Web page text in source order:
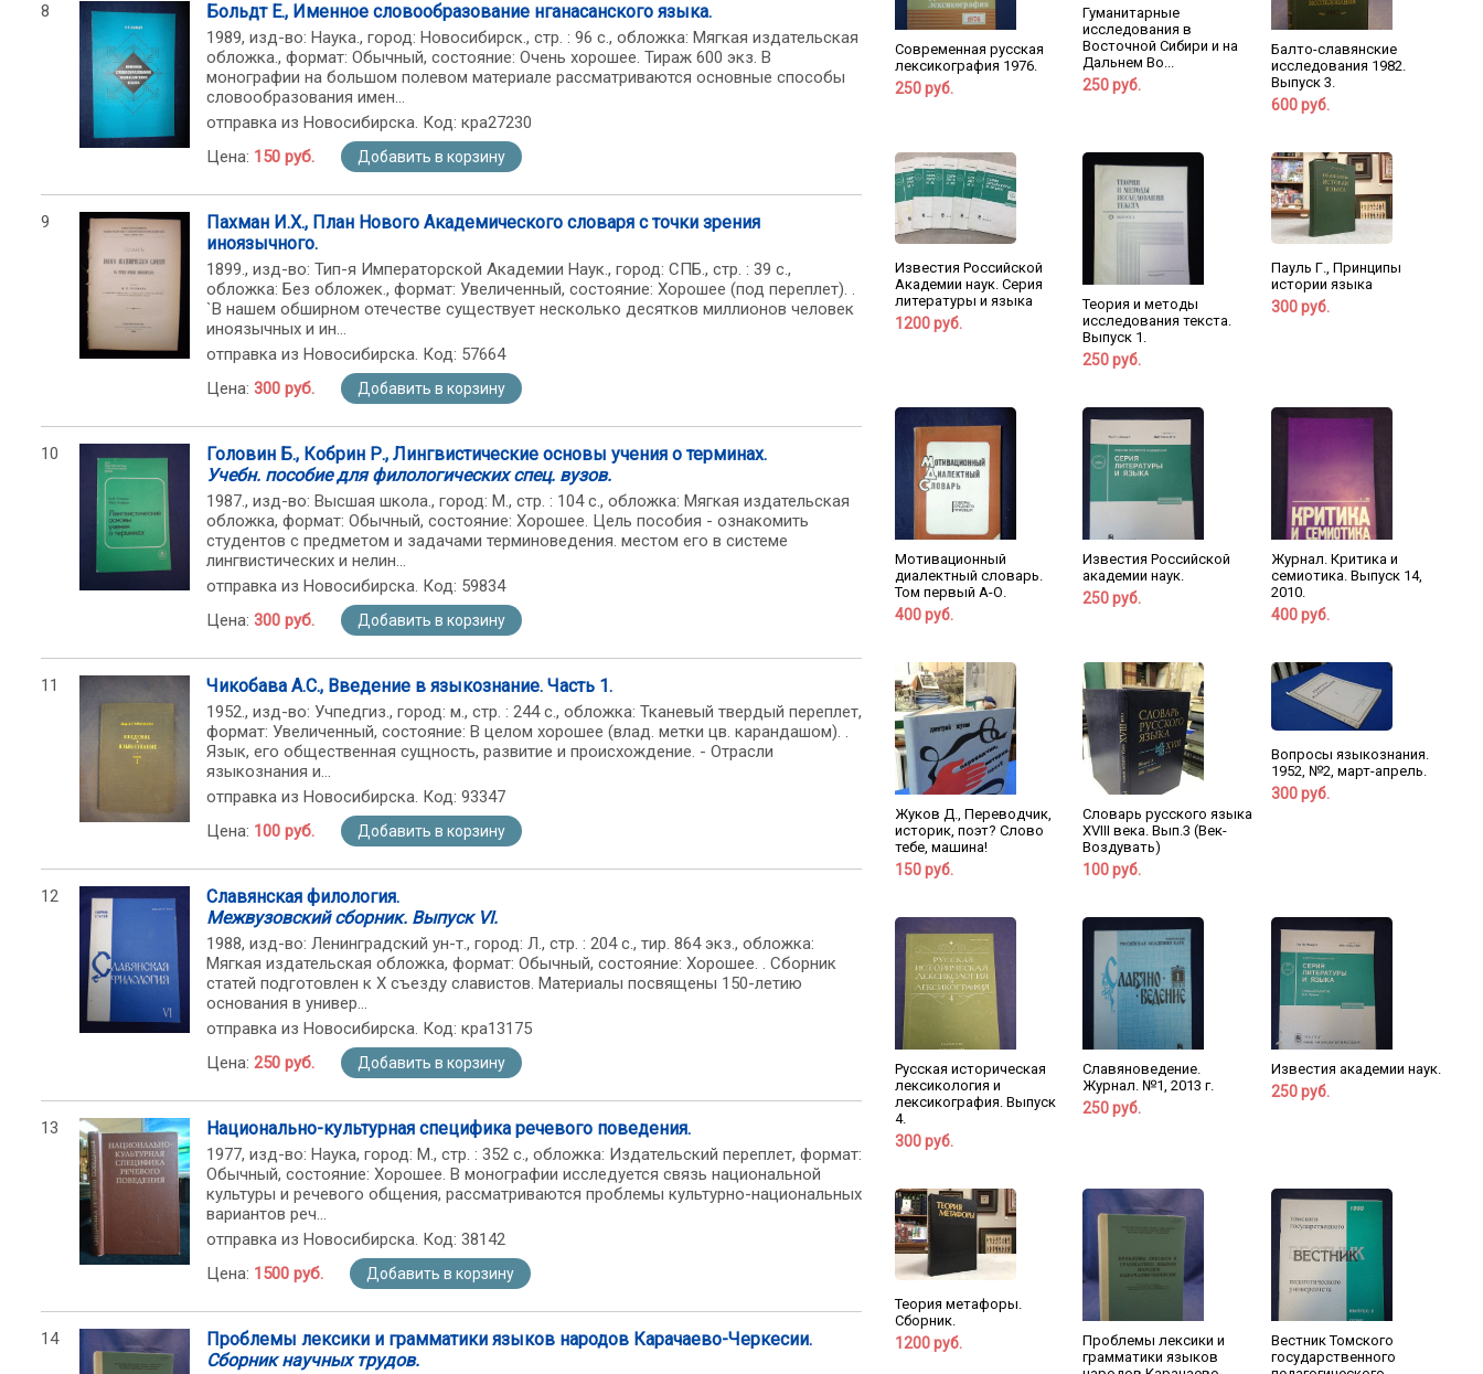
8 Больдт Е., Именное словообразование нганасанского языка.
1989, изд-во: Наука., город: Новосибирск., стр. : 96 с., обложка: Мягкая издательская
обложка., формат: Обычный, состояние: Очень хорошее. Тираж 600 экз. В
монографии на большом полевом материале рассматриваются основные способы
словообразования имен...
отправка из Новосибирска. Код: кра27230
Цена: 150 руб. Добавить в корзину
9
Пахман И.Х., План Нового Академического словаря с точки зрения
иноязычного.
1899., изд-во: Тип-я Императорской Академии Наук., город: СПБ., стр. : 39 с.,
обложка: Без обложек., формат: Увеличенный, состояние: Хорошее (под переплет). .
`В нашем обширном отечестве существует несколько десятков миллионов человек
иноязычных и ин...
отправка из Новосибирска. Код: 57664
Цена: 300 руб. Добавить в корзину
10
Головин Б., Кобрин Р., Лингвистические основы учения о терминах.
Учебн. пособие для филологических спец. вузов.
1987., изд-во: Высшая школа., город: М., стр. : 104 с., обложка: Мягкая издательская
обложка, формат: Обычный, состояние: Хорошее. Цель пособия - ознакомить
студентов с предметом и задачами терминоведения. местом его в системе
лингвистических и нелин...
отправка из Новосибирска. Код: 59834
Цена: 300 руб. Добавить в корзину
11 Чикобава А.С., Введение в языкознание. Часть 1.
1952., изд-во: Учпедгиз., город: м., стр. : 244 с., обложка: Тканевый твердый переплет,
формат: Увеличенный, состояние: В целом хорошее (влад. метки цв. карандашом). .
Язык, его общественная сущность, развитие и происхождение. - Отрасли
языкознания и...
отправка из Новосибирска. Код: 93347
Цена: 100 руб. Добавить в корзину
12
Славянская филология.
Межвузовский сборник. Выпуск VI.
1988, изд-во: Ленинградский ун-т., город: Л., стр. : 204 с., тир. 864 экз., обложка:
Мягкая издательская обложка, формат: Обычный, состояние: Хорошее. . Сборник
статей подготовлен к Х съезду славистов. Материалы посвящены 150-летию
основания в универ...
отправка из Новосибирска. Код: кра13175
Цена: 250 руб. Добавить в корзину
13 Национально-культурная специфика речевого поведения.
1977, изд-во: Наука, город: М., стр. : 352 с., обложка: Издательский переплет, формат:
Обычный, состояние: Хорошее. В монографии исследуется связь национальной
культуры и речевого общения, рассматриваются проблемы культурно-национальных
вариантов реч...
отправка из Новосибирска. Код: 38142
Цена: 1500 руб. Добавить в корзину
14
Проблемы лексики и грамматики языков народов Карачаево-Черкесии.
Сборник научных трудов.
Современная русская
лексикография 1976.
250 руб.
Гуманитарные
исследования в
Восточной Сибири и на
Дальнем Во...
250 руб.
Балто-славянские
исследования 1982.
Выпуск 3.
600 руб.
Известия Российской
Академии наук. Серия
литературы и языка
1200 руб.
Теория и методы
исследования текста.
Выпуск 1.
250 руб.
Пауль Г., Принципы
истории языка
300 руб.
Мотивационный
диалектный словарь.
Том первый А-О.
400 руб.
Известия Российской
академии наук.
250 руб.
Журнал. Критика и
семиотика. Выпуск 14,
2010.
400 руб.
Жуков Д., Переводчик,
историк, поэт? Слово
тебе, машина!
150 руб.
Словарь русского языка
XVIII века. Вып.3 (Век-
Воздувать)
100 руб.
Вопросы языкознания.
1952, №2, март-апрель.
300 руб.
Русская историческая
лексикология и
лексикография. Выпуск
4.
300 руб.
Славяноведение.
Журнал. №1, 2013 г.
250 руб.
Известия академии наук.
250 руб.
Теория метафоры.
Сборник.
1200 руб.
Проблемы лексики и
грамматики языков
Вестник Томского
государственного